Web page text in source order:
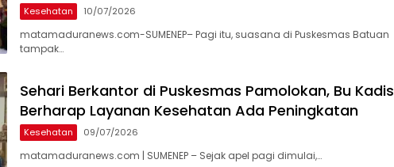
Kesehatan 10/07/2026
matamaduranews.com-SUMENEP– Pagi itu, suasana di Puskesmas Batuan
tampak…
Sehari Berkantor di Puskesmas Pamolokan, Bu Kadis
Berharap Layanan Kesehatan Ada Peningkatan
Kesehatan 09/07/2026
matamaduranews.com | SUMENEP – Sejak apel pagi dimulai,…